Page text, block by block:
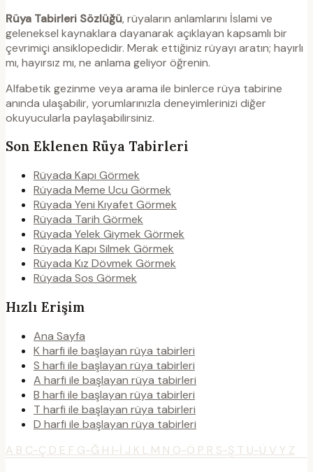
Rüya Tabirleri Sözlüğü, rüyaların anlamlarını İslami ve
geleneksel kaynaklara dayanarak açıklayan kapsamlı bir
çevrimiçi ansiklopedidir. Merak ettiğiniz rüyayı aratın; hayırlı
mı, hayırsız mı, ne anlama geliyor öğrenin.
Alfabetik gezinme veya arama ile binlerce rüya tabirine
anında ulaşabilir, yorumlarınızla deneyimlerinizi diğer
okuyucularla paylaşabilirsiniz.
Son Eklenen Rüya Tabirleri
Rüyada Kapı Görmek
Rüyada Meme Ucu Görmek
Rüyada Yeni Kıyafet Görmek
Rüyada Tarih Görmek
Rüyada Yelek Giymek Görmek
Rüyada Kapı Silmek Görmek
Rüyada Kız Dövmek Görmek
Rüyada Sos Görmek
Hızlı Erişim
Ana Sayfa
K harfi ile başlayan rüya tabirleri
S harfi ile başlayan rüya tabirleri
A harfi ile başlayan rüya tabirleri
B harfi ile başlayan rüya tabirleri
T harfi ile başlayan rüya tabirleri
D harfi ile başlayan rüya tabirleri
A B C-Ç D E F G-Ğ H I-İ J K L M N O-Ö P R S-Ş T U-Ü V Y Z